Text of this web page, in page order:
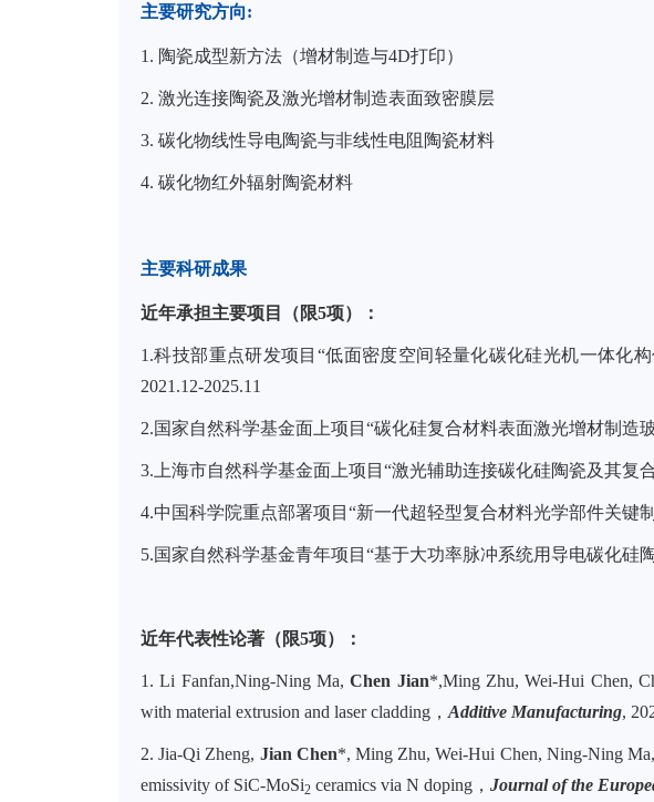
主要研究方向:
1. 陶瓷成型新方法（增材制造与4D打印）
2. 激光连接陶瓷及激光增材制造表面致密膜层
3. 碳化物线性导电陶瓷与非线性电阻陶瓷材料
4. 碳化物红外辐射陶瓷材料
主要科研成果
近年承担主要项目（限5项）：
1.科技部重点研发项目 “低面密度空间轻量化碳化硅光机一体化
2021.12-2025.11
2.国家自然科学基金面上项目“碳化硅复合材料表面激光增材制造
3. 上海市自然科学基金面上项目“激光辅助连接碳化硅陶瓷及其复
4.中国科学院重点部署项目“新一代超轻型复合材料光学部件关键制
5.国家自然科学基金青年项目“基于大功率脉冲系统用导电碳化硅
近年代表性论著（限5项）：
1. Li Fanfan,Ning-Ning Ma,Chen Jian*,Ming Zhu, Wei-Hui Chen,
with material extrusion and laser cladding ， Additive Manufacturing,
2. Jia-Qi Zheng, Jian Chen*, Ming Zhu, Wei-Hui Chen, Ning-Ning
emissivity of SiC-MoSi2 ceramics via N doping ， Journal of the